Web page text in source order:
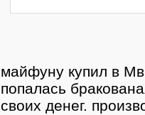
майфуну купил в
попалась
своих денег.